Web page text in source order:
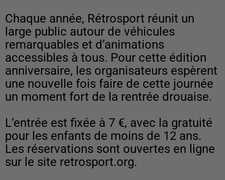
Chaque année, Rétrosport réunit un
large public autour de véhicules
remarquables et d’animations
accessibles à tous. Pour cette édition
anniversaire, les organisateurs espèrent
une nouvelle fois faire de cette journée
un moment fort de la rentrée drouaise.
L’entrée est fixée à 7 €, avec la gratuité
pour les enfants de moins de 12 ans.
Les réservations sont ouvertes en ligne
sur le site retrosport.org.